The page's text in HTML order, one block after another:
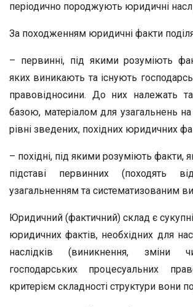
періодично породжують юридичні
За походженням юридичні факти
– первинні, під якими розуміють
яких виникають та існують
правовідносини. До них належать
базою, матеріалом для узагальнень
рівні зведених, похідних юридичних
– похідні, під якими розуміють факти,
підставі первинних (походять
узагальненням та систематизованим
Юридичний (фактичний) склад є
юридичних фактів, необхідних для
наслідків (виникнення, зміни
господарських процесуальних
критерієм складності структури вони